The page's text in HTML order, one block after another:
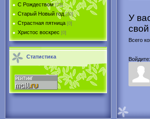
С Рождеством [73]
Старый Новый год [30]
Страстная пятница [0]
Христоc воскрес [0]
Статистика
У
Всего
Войдите: